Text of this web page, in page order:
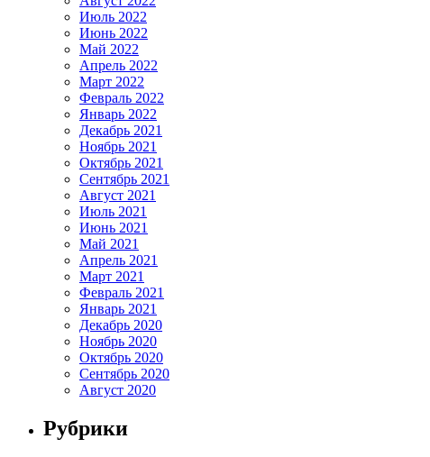
Июль 2022
Июнь 2022
Май 2022
Апрель 2022
Март 2022
Февраль 2022
Январь 2022
Декабрь 2021
Ноябрь 2021
Октябрь 2021
Сентябрь 2021
Август 2021
Июль 2021
Июнь 2021
Май 2021
Апрель 2021
Март 2021
Февраль 2021
Январь 2021
Декабрь 2020
Ноябрь 2020
Октябрь 2020
Сентябрь 2020
Август 2020
Рубрики